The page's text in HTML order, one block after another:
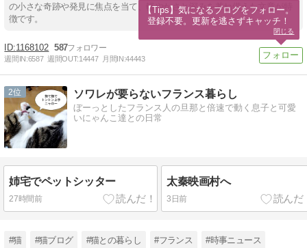
の小さな奇跡や発見に焦点を当て、軽やかさと深みを兼ね備えた文章が特
徴です。
1168102 587
週間IN:6587 週間OUT:14447 月間IN:44443
2 ソワレが要らないフランス暮らし
ぼーっとしたフランス人の旦那と倍速で動く息子と可愛
いにゃんこ達との日常
姉宅でペットシッター
27時間前
太秦映画村へ
3日前
#猫 #猫ブログ #猫との暮らし #フランス #時事ニュース
【Tips】気になるブログをフォロー。
登録不要。更新を逃さずキャッチ！
閉じる